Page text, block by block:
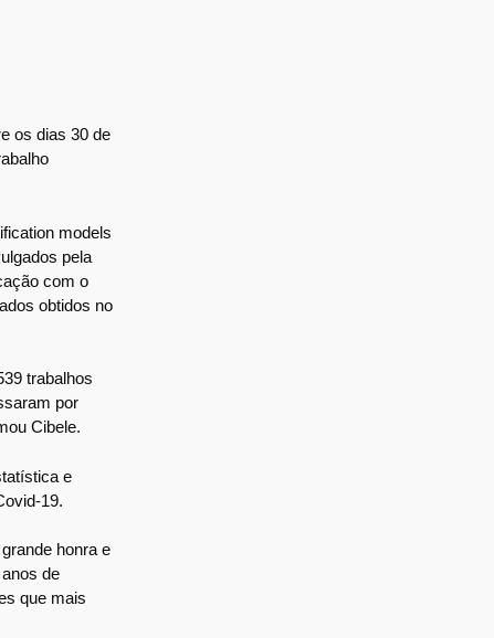
os dias 30 de
models
pela
com o
obtidos no
trabalhos
por
Cibele.
e
19.
honra e
de
que mais